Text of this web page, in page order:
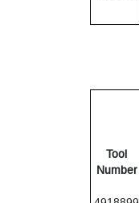
Tool
Number